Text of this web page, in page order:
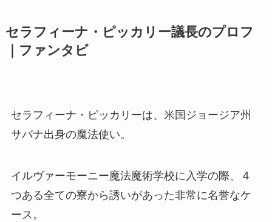
セラフィーナ・ピッカリー議長のプロフ
｜ファンタビ
セラフィーナ・ピッカリーは、米国ジョージア州
サバナ出身の魔法使い。
イルヴァーモーニー魔法魔術学校に入学の際、４
つある全ての寮から誘いがあった非常に名誉なケ
ース。